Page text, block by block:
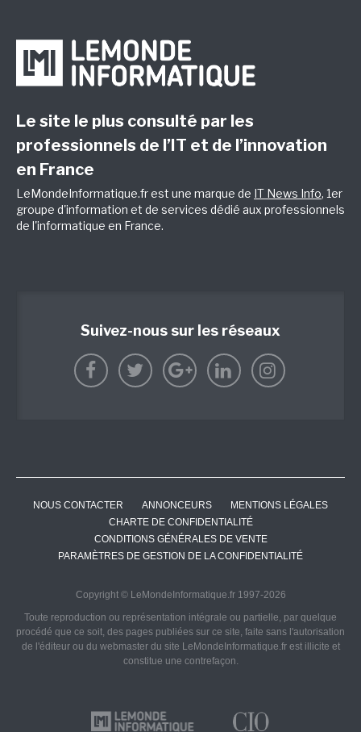
Le site le plus consulté par les
professionnels de l’IT et de l’innovation
en France
LeMondeInformatique.fr est une marque de IT News Info, 1er
groupe d'information et de services dédié aux professionnels
de l'informatique en France.
Suivez-nous sur les réseaux
NOUS CONTACTER ANNONCEURS
MENTIONS LÉGALES
CHARTE DE CONFIDENTIALITÉ
CONDITIONS GÉNÉRALES DE VENTE
PARAMÈTRES DE GESTION DE LA CONFIDENTIALITÉ
Copyright © LeMondeInformatique.fr 1997-2026
Toute reproduction ou représentation intégrale ou partielle, par quelque
procédé que ce soit, des pages publiées sur ce site, faite sans l'autorisation
de l'éditeur ou du webmaster du site LeMondeInformatique.fr est illicite et
constitue une contrefaçon.